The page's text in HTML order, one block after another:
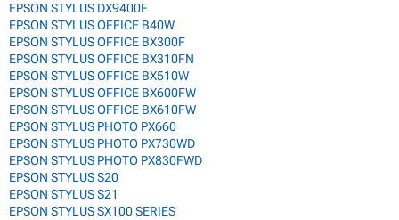
EPSON STYLUS DX9400F
EPSON STYLUS OFFICE B40W
EPSON STYLUS OFFICE BX300F
EPSON STYLUS OFFICE BX310FN
EPSON STYLUS OFFICE BX510W
EPSON STYLUS OFFICE BX600FW
EPSON STYLUS OFFICE BX610FW
EPSON STYLUS PHOTO PX660
EPSON STYLUS PHOTO PX730WD
EPSON STYLUS PHOTO PX830FWD
EPSON STYLUS S20
EPSON STYLUS S21
EPSON STYLUS SX100 SERIES